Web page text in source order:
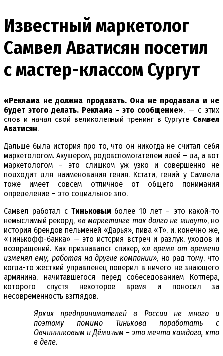
Известный маркетолог
Самвел Аватисян посетил
с мастер-классом Сургут
«Реклама не должна продавать. Она не продавала и не
будет этого делать. Реклама – это сообщение», — с этих
слов и начал свой великолепный тренинг в Сургуте Самвел
Аватисян.
Дальше была история про то, что он никогда не считал себя
маркетологом. Акушером, родовспомогателем идей – да, а вот
маркетологом – это слишком уж узко и совершенно не
подходит для наименования гения. Кстати, гений у Самвела
тоже имеет совсем отличное от общего понимания
определение – это социальное зло.
Самвел работал с Тиньковым более 10 лет – это какой-то
немыслимый рекорд, «в маркетинге так долго не живут», но
история брендов пельменей «Дарья», пива «Т», и, конечно же,
«Тинькофф-банка» — это история встреч и разлук, уходов и
возвращений. Как признавался спикер, «я время от времени
изменял ему, работая на другие компании», но рад тому, что
когда-то жёсткий управленец поверил в ничего не знающего
армянина, начитавшегося перед собеседованием Котлера,
которого спустя некоторое время и поносил за
несовременность взглядов.
Ярких предпринимателей в России не много и
поэтому помимо Тинькова поработать с
Овчинниковым и Дёминым – это мечта каждого, кто
в деле.